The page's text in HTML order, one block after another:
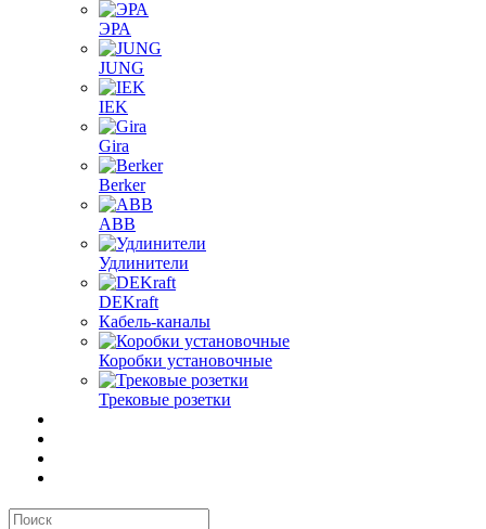
ЭРА
JUNG
IEK
Gira
Berker
ABB
Удлинители
DEKraft
Кабель-каналы
Коробки установочные
Трековые розетки